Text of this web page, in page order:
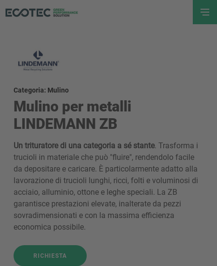
Categoria: Mulino
Mulino per metalli
LINDEMANN ZB
Un trituratore di una categoria a sé stante. Trasforma i
trucioli in materiale che può "fluire", rendendolo facile
da depositare e caricare. È particolarmente adatto alla
lavorazione di trucioli lunghi, ricci, folti e voluminosi di
acciaio, alluminio, ottone e leghe speciali. La ZB
garantisce prestazioni elevate, inalterate da pezzi
sovradimensionati e con la massima efficienza
economica possibile.
RICHIESTA